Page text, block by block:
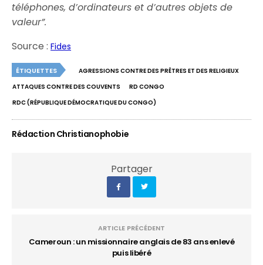
téléphones, d’ordinateurs et d’autres objets de
valeur”.
Source :Fides
ÉTIQUETTES
AGRESSIONS CONTRE DES PRÊTRES ET DES RELIGIEUX
ATTAQUES CONTRE DES COUVENTS
RD CONGO
RDC (RÉPUBLIQUE DÉMOCRATIQUE DU CONGO)
Rédaction Christianophobie
Partager
ARTICLE PRÉCÉDENT
Cameroun : un missionnaire anglais de 83 ans enlevé
puis libéré